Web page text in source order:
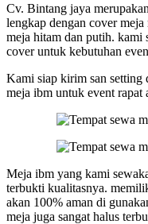
Cv. Bintang jaya
lengkap dengan cover
meja hitam dan putih. kami
cover untuk kebutuhan
Kami siap kirim san setting
meja ibm untuk event rapat
Meja ibm yang kami
terbukti kualitasnya.
akan 100% aman di
meja juga sangat halus